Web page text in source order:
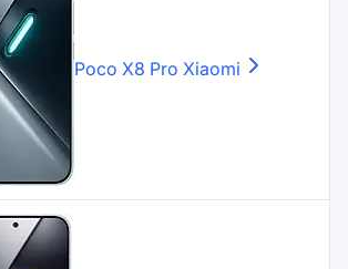
Poco X8 Pro Xiaomi